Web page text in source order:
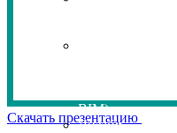
BIM)
Дизайн
Скачать презентацию